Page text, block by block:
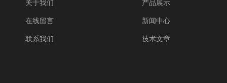
关于我们
在线留言
联系我们
产品展示
新闻中心
技术文章